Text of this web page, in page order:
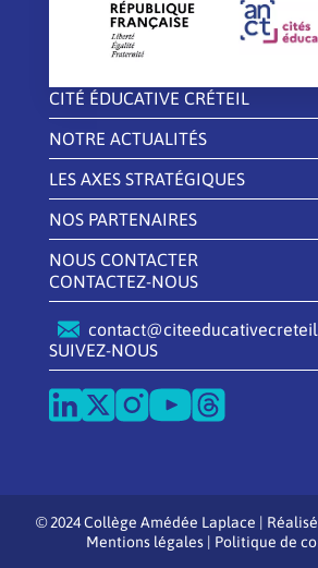
CITÉ ÉDUCATIVE CRÉTEIL
NOTRE ACTUALITÉS
LES AXES STRATÉGIQUES
NOS PARTENAIRES
NOUS CONTACTER
CONTACTEZ-NOUS
SUIVEZ-NOUS
© 2024 Collège Amédée Laplace |
Mentions légales | Politique de